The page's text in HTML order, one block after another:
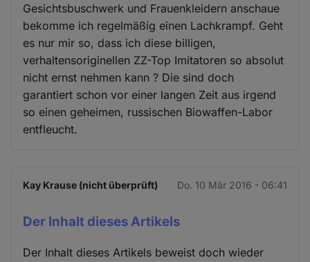
Gesichtsbuschwerk und Frauenkleidern anschaue
bekomme ich regelmäßig einen Lachkrampf. Geht
es nur mir so, dass ich diese billigen,
verhaltensoriginellen ZZ-Top Imitatoren so absolut
nicht ernst nehmen kann ? Die sind doch
garantiert schon vor einer langen Zeit aus irgend
so einen geheimen, russischen Biowaffen-Labor
entfleucht.
Kay Krause (nicht überprüft) Do. 10 Mär 2016 - 06:41
Der Inhalt dieses Artikels
Der Inhalt dieses Artikels beweist doch wieder